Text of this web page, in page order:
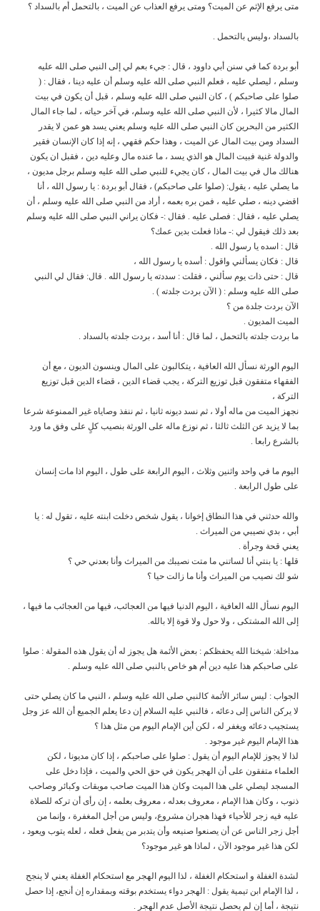
متى يرفع الإثم عن الميت؟ ومتى يرفع العذاب عن الميت ، بالتحمل أم بالسداد ؟
بالسداد ،وليس بالتحمل .
أبو بردة كما في سنن أبي داوود ، قال : جيء بعم لي إلى النبي صلى الله عليه
وسلم ، ليصلي عليه ، فعلم النبي صلى الله عليه وسلم أن عليه دينا ، فقال : (
صلوا على صاحبكم ) ، كان النبي صلى الله عليه وسلم ، قبل أن يكون في بيت
المال مالا كثيرا ، لأن النبي صلى الله عليه وسلم، في آخر حياته ، لما جاء المال
الكثير من البحرين كان النبي صلى الله عليه وسلم يعني يسد هو عمن لا يقدر
السداد ومن بيت المال عن الميت ، وهذا حكم فقهي ، إنه إذا كان الإنسان فقير
والدولة غنية فبيت المال هو الذي يسد ، ما عنده مال وعليه دين ، فقبل ان يكون
هنالك مال في بيت المال ، كان يجيء للنبي صلى الله عليه وسلم برجل مديون ،
ما يصلي عليه ، يقول: (صلوا على صاحبكم) ، فقال أبو بردة : يا رسول الله ، أنا
اقضي دينه ، صلي عليه ، فمن بره بعمه ، أراد من النبي صلى الله عليه وسلم ، أن
يصلي عليه ، فقال : فصلى عليه . فقال :- فكان يراني النبي صلى الله عليه وسلم
بعد ذلك فيقول لي :- ماذا فعلت بدين عمك؟
قال : اسده يا رسول الله .
قال : فكان يسألني واقول : أسده يا رسول الله ،
قال : حتى ذات يوم سألني ، فقلت : سددته يا رسول الله . قال: فقال لي النبي
صلى الله عليه وسلم : ( الآن بردت جلدته ) .
الآن بردت جلدة من ؟
الميت المديون .
ما بردت جلدته بالتحمل ، لما قال : أنا أسد ، بردت جلدته بالسداد .
اليوم الورثة نسأل الله العافية ، يتكالبون على المال وينسون الديون ، مع أن
الفقهاء متفقون قبل توزيع التركة ، يجب قضاء الدين ، قضاء الدين قبل توزيع
التركة ،
نجهز الميت من ماله أولا ، ثم نسد ديونه ثانيا ، ثم ننفذ وصاياه غير الممنوعة شرعا
بما لا يزيد عن الثلث ثالثا ، ثم نوزع ماله على الورثة بنصيب كلٍ على وفق ما ورد
بالشرع رابعا .
اليوم ما في واحد واثنين وثلاث ، اليوم الرابعة على طول ، اليوم اذا مات إنسان
على طول الرابعة .
والله حدثني في هذا النطاق إخوانا ، يقول شخص دخلت ابنته عليه ، تقول له : يا
أبي ، بدي نصيبي من الميراث .
يعني قحة وجرأة .
قلها : يا بنتي أنا لساتني ما متت نصيبك من الميراث وأنا بعدني حي ؟
شو لك نصيب من الميراث وأنا ما زالت حيا ؟
اليوم نسأل الله العافية ، اليوم الدنيا فيها من العجائب، فيها من العجائب ما فيها ،
إلى الله المشتكى ، ولا حول ولا قوة إلا بالله.
مداخلة: شيخنا الله يحفظكم : بعض الأئمة هل يجوز له أن يقول هذه المقولة : صلوا
على صاحبكم هذا عليه دين أم هو خاص بالنبي صلى الله عليه وسلم .
الجواب : ليس سائر الأئمة كالنبي صلى الله عليه وسلم ، النبي ما كان يصلي حتى
لا يركن الناس إلى دعائه ، فالنبي عليه السلام إن دعا يعلم الجميع أن الله عز وجل
يستجيب دعائه ويغفر له ، لكن أين الإمام اليوم من مثل هذا ؟
هذا الإمام اليوم غير موجود .
لذا لا يجوز للإمام اليوم أن يقول : صلوا على صاحبكم ، إذا كان مديونا ، لكن
العلماء متفقون على أن الهجر يكون في حق الحي والميت ، فإذا دخل على
المسجد ليصلي على هذا الميت وكان هذا الميت صاحب موبقات وكبائر وصاحب
ذنوب ، وكان هذا الإمام ، معروف بعدله ، معروف بعلمه ، إن رأى أن تركه للصلاة
عليه فيه زجر للأحياء فهذا هجران مشروع، وليس من أجل المغفرة ، وإنما من
أجل زجر الناس عن أن يصنعوا صنيعه وأن يتدبر من يفعل فعله ، لعله يتوب ويعود ،
لكن هذا غير موجود الآن ، لماذا هو غير موجود؟
لشدة الغفلة و استحكام الغفلة ، لذا اليوم الهجر مع استحكام الغفلة يعني لا ينجح
، لذا الإمام ابن تيمية يقول : الهجر دواء يستخدم بوقته وبمقداره إن أنجع، إذا حصل
نتيجة ، أما إن لم يحصل نتيجة الأصل عدم الهجر .